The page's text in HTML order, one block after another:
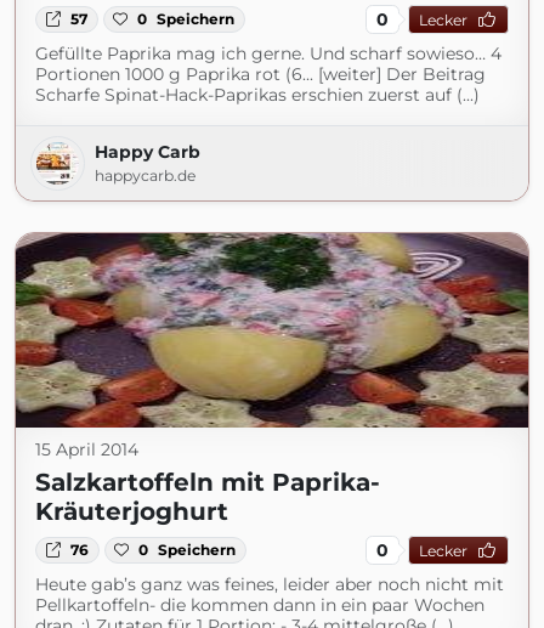
57 0 Speichern 0 Lecker
Gefüllte Paprika mag ich gerne. Und scharf sowieso… 4
Portionen 1000 g Paprika rot (6... [weiter] Der Beitrag
Scharfe Spinat-Hack-Paprikas erschien zuerst auf (...)
Happy Carb
happycarb.de
15 April 2014
Salzkartoffeln mit Paprika-
Kräuterjoghurt
76 0 Speichern 0 Lecker
Heute gab’s ganz was feines, leider aber noch nicht mit
Pellkartoffeln- die kommen dann in ein paar Wochen